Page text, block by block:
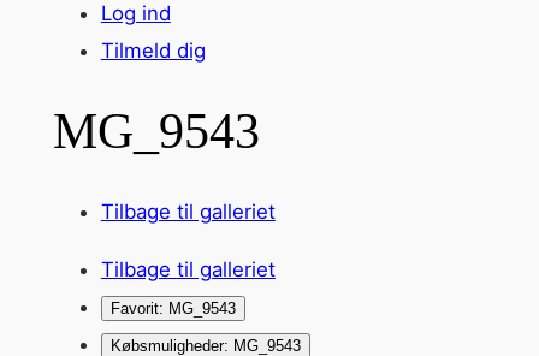
Log ind
Tilmeld dig
MG_9543
Tilbage til galleriet
Tilbage til galleriet
Favorit: MG_9543
Købsmuligheder: MG_9543